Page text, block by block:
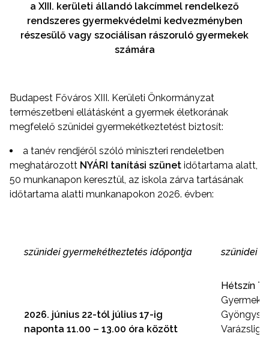
a XIII. kerületi állandó lakcímmel rendelkező
rendszeres gyermekvédelmi kedvezményben
részesülő vagy szociálisan rászoruló gyermekek
számára
Budapest Főváros XIII. Kerületi Önkormányzat
természetbeni ellátásként a gyermek életkorának
megfelelő szünidei gyermekétkeztetést biztosít:
a tanév rendjéről szóló miniszteri rendeletben
meghatározott NYÁRI tanítási szünet időtartama alatt,
50 munkanapon keresztül, az iskola zárva tartásának
időtartama alatti munkanapokon 2026. évben:
szünidei gyermekétkeztetés időpontja szünidei
2026. június 22-tól július 17-ig
naponta 11.00 – 13.00 óra között
Hétszín